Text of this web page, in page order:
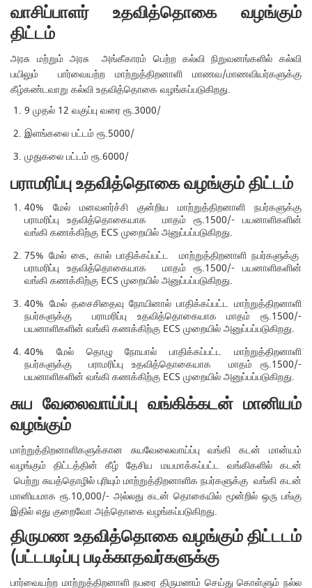
வாசிப்பாளர் உதவித்தொகை வழங்கும்
திட்டம்
அரசு மற்றும் அரசு அங்கீகாரம் பெற்ற கல்வி நிறுவனங்களில் கல்வி
பயிலும் பார்வையற்ற மாற்றுத்திறனாளி மாணவ/மாணவியர்களுக்கு
கீழ்கண்டவாறு கல்வி உதவித்தொகை வழங்கப்படுகிறது.
9 முதல் 12 வகுப்பு வரை ரூ.3000/
இளங்கலை பட்டம் ரூ.5000/
முதுகலை பட்டம் ரூ.6000/
பராமரிப்பு உதவித்தொகை வழங்கும் திட்டம்
40% மேல் மனவளர்ச்சி குன்றிய மாற்றுத்திறனாளி நபர்களுக்கு
பராமரிப்பு உதவித்தொகையாக மாதம் ரூ.1500/- பயனாளிகளின்
வங்கி கணக்கிற்கு ECS முறையில் அனுப்பப்படுகிறது.
75% மேல் கை, கால் பாதிக்கப்பட்ட மாற்றுத்திறனாளி நபர்களுக்கு
பராமரிப்பு உதவித்தொகையாக மாதம் ரூ.1500/- பயனாளிகளின்
வங்கி கணக்கிற்கு ECS முறையில் அனுப்பப்படுகிறது.
40% மேல் தசைசிதைவு நோயினால் பாதிக்கப்பட்ட மாற்றுத்திறனாளி
நபர்களுக்கு பராமரிப்பு உதவித்தொகையாக மாதம் ரூ.1500/-
பயனாளிகளின் வங்கி கணக்கிற்கு ECS முறையில் அனுப்பப்படுகிறது.
40% மேல் தொழு நோயால் பாதிக்கப்பட்ட மாற்றுத்திறனாளி
நபர்களுக்கு பராமரிப்பு உதவித்தொகையாக மாதம் ரூ.1500/-
பயனாளிகளின் வங்கி கணக்கிற்கு ECS முறையில் அனுப்பப்படுகிறது.
சுய வேலைவாய்ப்பு வங்கிக்கடன் மானியம்
வழங்கும்
மாற்றுத்திறனாளிகளுக்கான சுயவேலைவாய்ப்பு வங்கி கடன் மான்யம்
வழங்கும் திட்டத்தின் கீழ் தேசிய மயமாக்கப்பட்ட வங்கிகளில் கடன்
பெற்று சுயத்தொழில் புரியும் மாற்றுத்திறனாளிக நபர்களுக்கு வங்கி கடன்
மானியமாக ரூ.10,000/- அல்லது கடன் தொகையில் மூன்றில் ஒரு பங்கு
இதில் எது குறைவோ அத்தொகை வழங்கப்படுகிறது.
திருமண உதவித்தொகை வழங்கும் திட்டடம்
(பட்டபடிப்பு படிக்காதவர்களுக்கு
பார்வையற்ற மாற்றுத்திறனாளி நபரை திருமணம் செய்து கொள்ளும் நல்ல